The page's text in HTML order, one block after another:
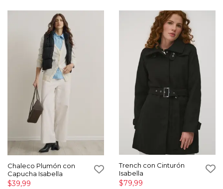
Chaleco Plumón con
Capucha Isabella
$39,99
Trench con Cinturón
Isabella
$79,99